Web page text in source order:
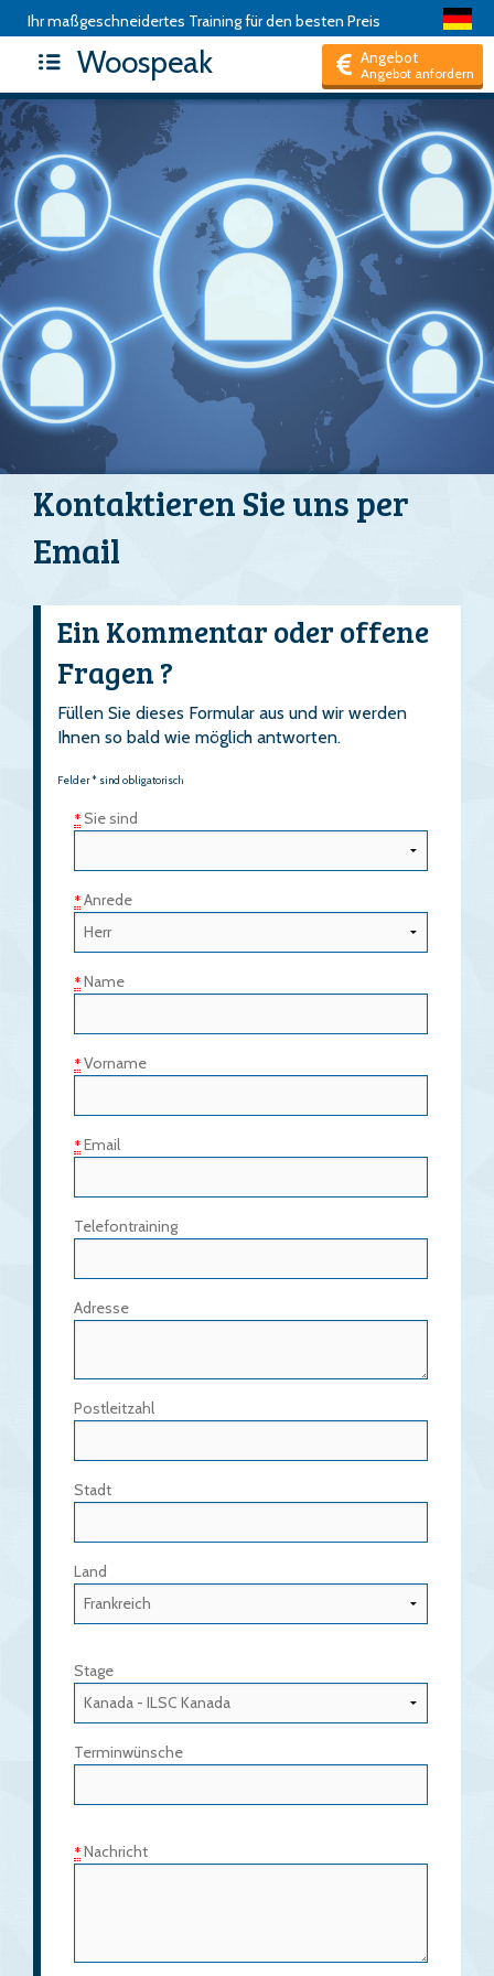
Ihr maßgeschneidertes Training für den besten Preis
Woospeak Angebot
Angebot anfordern
Kontaktieren Sie uns per
Email
Ein Kommentar oder offene
Fragen ?
Füllen Sie dieses Formular aus und wir werden
Ihnen so bald wie möglich antworten.
Felder * sind obligatorisch
* Sie sind
* Anrede
* Name
* Vorname
* Email
Telefontraining
Adresse
Postleitzahl
Stadt
Land
Stage
Terminwünsche
* Nachricht